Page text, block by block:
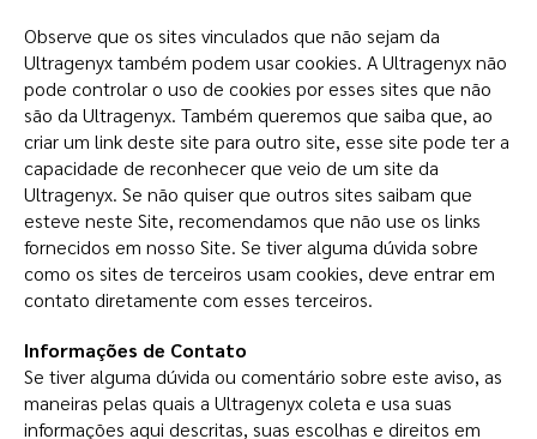
Observe que os sites vinculados que não sejam da
Ultragenyx também podem usar cookies. A Ultragenyx não
pode controlar o uso de cookies por esses sites que não
são da Ultragenyx. Também queremos que saiba que, ao
criar um link deste site para outro site, esse site pode ter a
capacidade de reconhecer que veio de um site da
Ultragenyx. Se não quiser que outros sites saibam que
esteve neste Site, recomendamos que não use os links
fornecidos em nosso Site. Se tiver alguma dúvida sobre
como os sites de terceiros usam cookies, deve entrar em
contato diretamente com esses terceiros.
Informações de Contato
Se tiver alguma dúvida ou comentário sobre este aviso, as
maneiras pelas quais a Ultragenyx coleta e usa suas
informações aqui descritas, suas escolhas e direitos em